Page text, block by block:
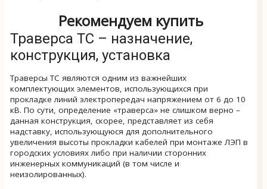
Рекомендуем купить
Траверса ТС – назначение,
конструкция, установка
Траверсы ТС являются одним из важнейших
комплектующих элементов, использующихся при
прокладке линий электропередач напряжением от 6 до 10
кВ. По сути, определение «траверса» не слишком верно –
данная конструкция, скорее, представляет из себя
надставку, использующуюся для дополнительного
увеличения высоты прокладки кабелей при монтаже ЛЭП в
городских условиях либо при наличии сторонних
инженерных коммуникаций (в том числе и
неизолированных).